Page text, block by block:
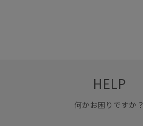
HELP
何かお困りですか？